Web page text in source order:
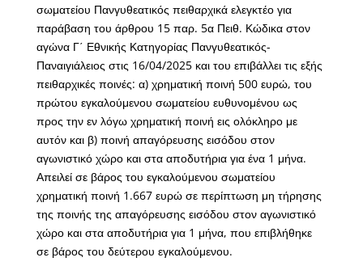
σωματείου Πανγυθεατικός πειθαρχικά ελεγκτέο για
παράβαση του άρθρου 15 παρ. 5α Πειθ. Κώδικα στον
αγώνα Γ΄ Εθνικής Κατηγορίας Πανγυθεατικός-
Παναιγιάλειος στις 16/04/2025 και του επιβάλλει τις εξής
πειθαρχικές ποινές: α) χρηματική ποινή 500 ευρώ, του
πρώτου εγκαλούμενου σωματείου ευθυνομένου ως
προς την εν λόγω χρηματική ποινή εις ολόκληρο με
αυτόν και β) ποινή απαγόρευσης εισόδου στον
αγωνιστικό χώρο και στα αποδυτήρια για ένα 1 μήνα.
Απειλεί σε βάρος του εγκαλούμενου σωματείου
χρηματική ποινή 1.667 ευρώ σε περίπτωση μη τήρησης
της ποινής της απαγόρευσης εισόδου στον αγωνιστικό
χώρο και στα αποδυτήρια για 1 μήνα, που επιβλήθηκε
σε βάρος του δεύτερου εγκαλούμενου.